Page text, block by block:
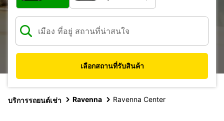
เลือกสถานที่รับสินค้า
บริการรถยนต์เช่า Ravenna Ravenna Center